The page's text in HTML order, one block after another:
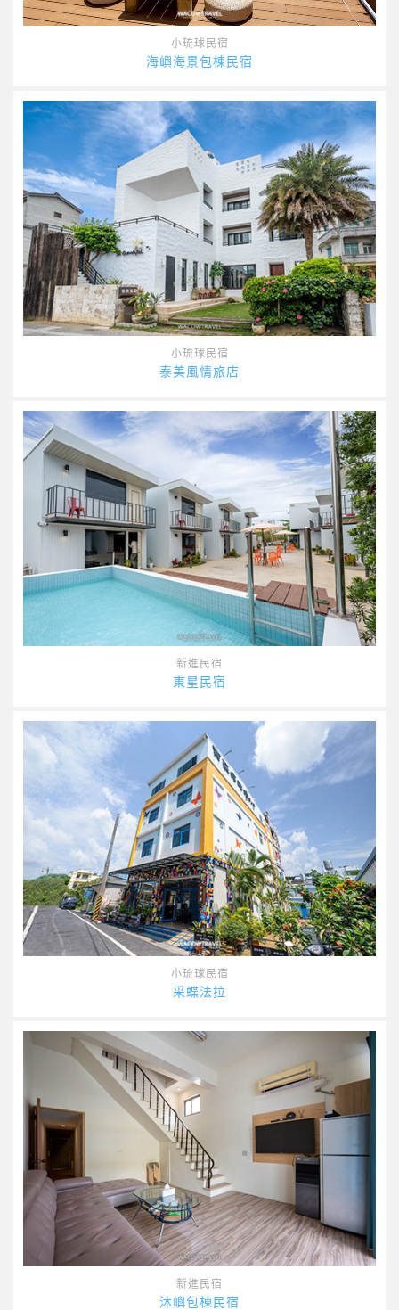
小琉球民宿
海嶼海景包棟民宿
小琉球民宿
泰美風情旅店
新進民宿
東星民宿
小琉球民宿
采蝶法拉
新進民宿
沐嶼包棟民宿